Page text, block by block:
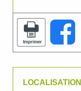
LOCALISATION